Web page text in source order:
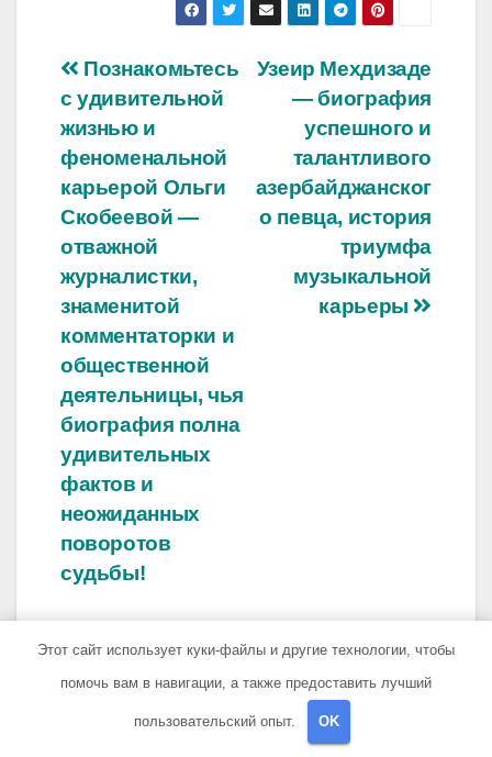
Навигация
по
записям
Узеир Мехдизаде
— биография
успешного и
талантливого
азербайджанског
о певца, история
триумфа
музыкальной
карьеры
Познакомьтесь
с удивительной
жизнью и
феноменальной
карьерой Ольги
Скобеевой —
отважной
журналистки,
знаменитой
комментаторки и
общественной
деятельницы, чья
биография полна
удивительных
фактов и
неожиданных
поворотов
судьбы!
Этот сайт использует куки-файлы и другие технологии, чтобы
помочь вам в навигации, а также предоставить лучший
пользовательский опыт. OK